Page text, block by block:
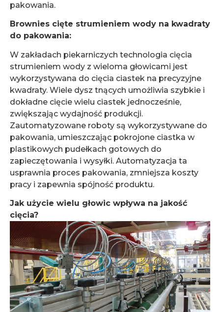
pakowania.
Brownies cięte strumieniem wody na kwadraty
do pakowania:
W zakładach piekarniczych technologia cięcia
strumieniem wody z wieloma głowicami jest
wykorzystywana do cięcia ciastek na precyzyjne
kwadraty. Wiele dysz tnących umożliwia szybkie i
dokładne cięcie wielu ciastek jednocześnie,
zwiększając wydajność produkcji.
Zautomatyzowane roboty są wykorzystywane do
pakowania, umieszczając pokrojone ciastka w
plastikowych pudełkach gotowych do
zapieczętowania i wysyłki. Automatyzacja ta
usprawnia proces pakowania, zmniejsza koszty
pracy i zapewnia spójność produktu.
Jak użycie wielu głowic wpływa na jakość
cięcia?